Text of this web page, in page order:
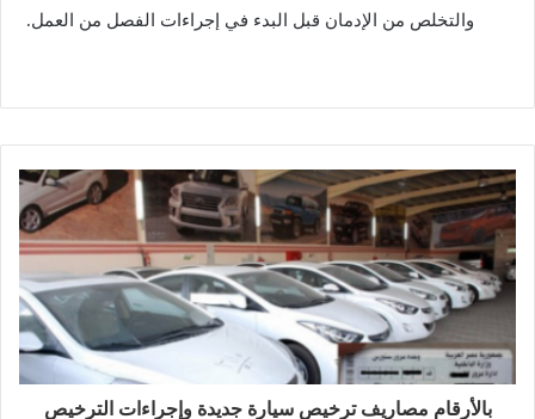
والتخلص من الإدمان قبل البدء في إجراءات الفصل من العمل.
بالأرقام مصاريف ترخيص سيارة جديدة وإجراءات الترخيص